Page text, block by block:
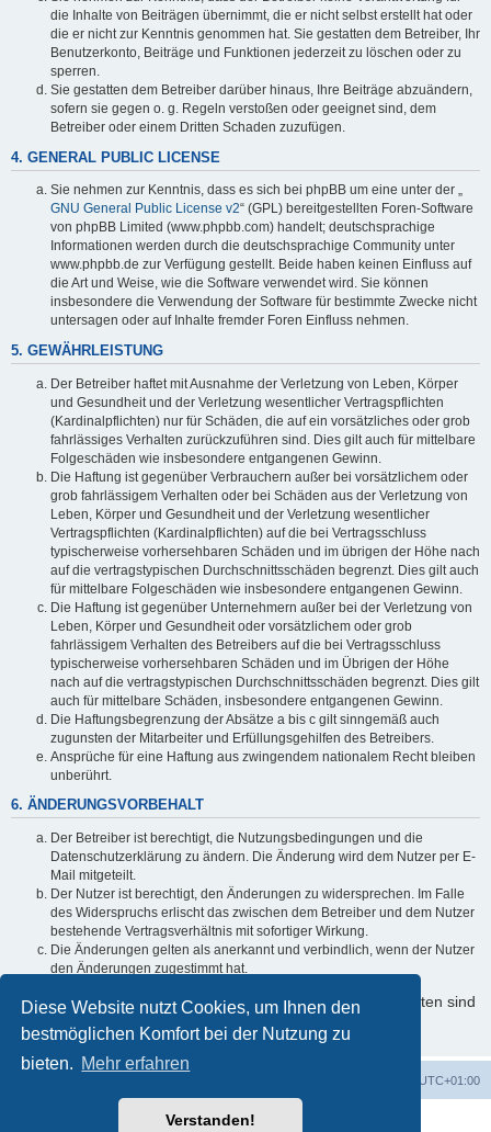
Diese Website nutzt Cookies, um Ihnen den
bestmöglichen Komfort bei der Nutzung zu
bieten. Mehr erfahren
Verstanden!
die Inhalte von Beiträgen übernimmt, die er nicht selbst erstellt hat oder
die er nicht zur Kenntnis genommen hat. Sie gestatten dem Betreiber, Ihr
Benutzerkonto, Beiträge und Funktionen jederzeit zu löschen oder zu
sperren.
Sie gestatten dem Betreiber darüber hinaus, Ihre Beiträge abzuändern,
sofern sie gegen o. g. Regeln verstoßen oder geeignet sind, dem
Betreiber oder einem Dritten Schaden zuzufügen.
4. GENERAL PUBLIC LICENSE
Sie nehmen zur Kenntnis, dass es sich bei phpBB um eine unter der „
GNU General Public License v2“ (GPL) bereitgestellten Foren-Software
von phpBB Limited (www.phpbb.com) handelt; deutschsprachige
Informationen werden durch die deutschsprachige Community unter
www.phpbb.de zur Verfügung gestellt. Beide haben keinen Einfluss auf
die Art und Weise, wie die Software verwendet wird. Sie können
insbesondere die Verwendung der Software für bestimmte Zwecke nicht
untersagen oder auf Inhalte fremder Foren Einfluss nehmen.
5. GEWÄHRLEISTUNG
Der Betreiber haftet mit Ausnahme der Verletzung von Leben, Körper
und Gesundheit und der Verletzung wesentlicher Vertragspflichten
(Kardinalpflichten) nur für Schäden, die auf ein vorsätzliches oder grob
fahrlässiges Verhalten zurückzuführen sind. Dies gilt auch für mittelbare
Folgeschäden wie insbesondere entgangenen Gewinn.
Die Haftung ist gegenüber Verbrauchern außer bei vorsätzlichem oder
grob fahrlässigem Verhalten oder bei Schäden aus der Verletzung von
Leben, Körper und Gesundheit und der Verletzung wesentlicher
Vertragspflichten (Kardinalpflichten) auf die bei Vertragsschluss
typischerweise vorhersehbaren Schäden und im übrigen der Höhe nach
auf die vertragstypischen Durchschnittsschäden begrenzt. Dies gilt auch
für mittelbare Folgeschäden wie insbesondere entgangenen Gewinn.
Die Haftung ist gegenüber Unternehmern außer bei der Verletzung von
Leben, Körper und Gesundheit oder vorsätzlichem oder grob
fahrlässigem Verhalten des Betreibers auf die bei Vertragsschluss
typischerweise vorhersehbaren Schäden und im Übrigen der Höhe
nach auf die vertragstypischen Durchschnittsschäden begrenzt. Dies gilt
auch für mittelbare Schäden, insbesondere entgangenen Gewinn.
Die Haftungsbegrenzung der Absätze a bis c gilt sinngemäß auch
zugunsten der Mitarbeiter und Erfüllungsgehilfen des Betreibers.
Ansprüche für eine Haftung aus zwingendem nationalem Recht bleiben
unberührt.
6. ÄNDERUNGSVORBEHALT
Der Betreiber ist berechtigt, die Nutzungsbedingungen und die
Datenschutzerklärung zu ändern. Die Änderung wird dem Nutzer per E-
Mail mitgeteilt.
Der Nutzer ist berechtigt, den Änderungen zu widersprechen. Im Falle
des Widerspruchs erlischt das zwischen dem Betreiber und dem Nutzer
bestehende Vertragsverhältnis mit sofortiger Wirkung.
Die Änderungen gelten als anerkannt und verbindlich, wenn der Nutzer
den Änderungen zugestimmt hat.
Informationen über den Umgang mit Ihren persönlichen Daten sind
in der Datenschutzerklärung enthalten.
UTC+01:00
Powered byphpBB® Forum Software © phpBB Limited